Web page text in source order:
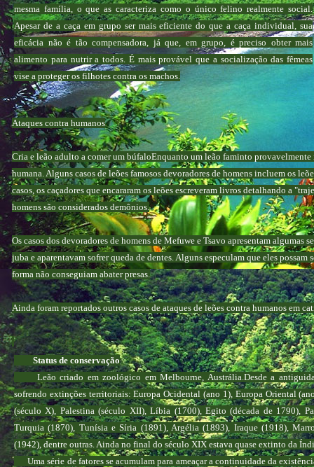
mesma família, o que as caracteriza como o único felino realmente social.
Apesar de a caça em grupo ser mais eficiente do que a caça individual, sua
eficácia não é tão compensadora, já que, em grupo, é preciso obter mais
alimento para nutrir a todos. É mais provável que a socialização das fêmeas
vise a proteger os filhotes contra os machos.
Ataques contra humanos
Cria e leão adulto a comer um búfaloEnquanto um leão faminto
humana. Alguns casos de leões famosos devoradores de homens incluem os
casos, os caçadores que encararam os leões escreveram livros detalhando a
homens são considerados demônios.
Os casos dos devoradores de homens de Mefuwe e Tsavo apresentam
juba e aparentavam sofrer queda de dentes. Alguns especulam que eles
forma não conseguiam abater presas.
Ainda foram reportados outros casos de ataques de leões contra humanos em
Status de conservação
Leão criado em zoológico em Melbourne, Austrália.Desde a
sofrendo extinções territoriais: Europa Ocidental (ano 1), Europa Oriental
(século X), Palestina (século XII), Líbia (1700), Egito (década de 1790),
Turquia (1870), Tunísia e Síria (1891), Argélia (1893), Iraque (1918),
(1942), dentre outras. Ainda no final do século XIX estava quase extinto da
Uma série de fatores se acumulam para ameaçar a continuidade da